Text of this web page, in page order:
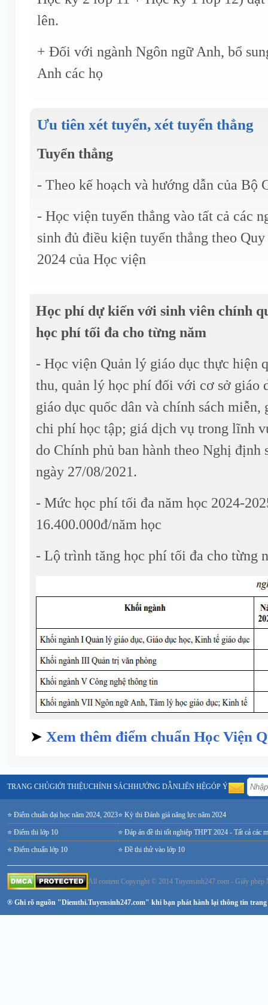
lên.
+ Đối với ngành Ngôn ngữ Anh, bổ
Anh các họ
Ưu tiên xét tuyển, xét tuyển thẳng
Tuyển thẳng
- Theo kế hoạch và hướng dẫn của Bộ
- Học viện tuyển thẳng vào tất cả các
sinh đủ điều kiện tuyển thẳng theo
2024 của Học viện
Học phí dự kiến với sinh viên chính
học phí tối đa cho từng năm
- Học viện Quản lý giáo dục thực hiện
thu, quản lý học phí đối với cơ sở giáo
giáo dục quốc dân và chính sách
chi phí học tập; giá dịch vụ trong lĩnh
do Chính phủ ban hành theo Nghị định
ngày 27/08/2021.
- Mức học phí tối đa năm học 2024-
16.400.000đ/năm học
- Lộ trình tăng học phí tối đa cho từng
➤ Xem thêm điểm chuẩn Học Viện
TRANG CHỦGIỚI THIỆUCHÍNH SÁCHHƯỚNG DẪNLIÊN HỆGÓP Ý
⭐ Điểm chuẩn đại học năm 2024, 2023
⭐ Điểm thi lớp 10
⭐ Điểm chuẩn lớp 10
⭐ Kỳ thi Đánh giá năng lực năm 2024
⭐ Đáp án đề thi tốt nghiệp THPT 2024 - Tất cả các
⭐ Đề thi thử vào lớp 10
All content Copyright © 2014 Tuyensinh247.com - Giấy
® Ghi rõ nguồn "Diemthi.Tuyensinh247.com" khi bạn phát hành lại thông tin trang